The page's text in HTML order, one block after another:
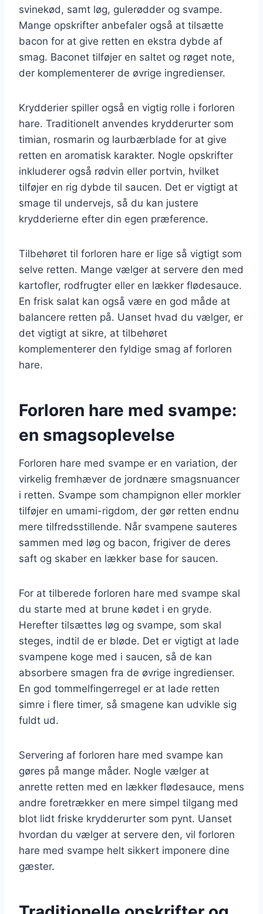
svinekød, samt løg, gulerødder og svampe.
Mange opskrifter anbefaler også at tilsætte
bacon for at give retten en ekstra dybde af
smag. Baconet tilføjer en saltet og røget note,
der komplementerer de øvrige ingredienser.
Krydderier spiller også en vigtig rolle i forloren
hare. Traditionelt anvendes krydderurter som
timian, rosmarin og laurbærblade for at give
retten en aromatisk karakter. Nogle opskrifter
inkluderer også rødvin eller portvin, hvilket
tilføjer en rig dybde til saucen. Det er vigtigt at
smage til undervejs, så du kan justere
krydderierne efter din egen præference.
Tilbehøret til forloren hare er lige så vigtigt som
selve retten. Mange vælger at servere den med
kartofler, rodfrugter eller en lækker flødesauce.
En frisk salat kan også være en god måde at
balancere retten på. Uanset hvad du vælger, er
det vigtigt at sikre, at tilbehøret
komplementerer den fyldige smag af forloren
hare.
Forloren hare med svampe:
en smagsoplevelse
Forloren hare med svampe er en variation, der
virkelig fremhæver de jordnære smagsnuancer
i retten. Svampe som champignon eller morkler
tilføjer en umami-rigdom, der gør retten endnu
mere tilfredsstillende. Når svampene sauteres
sammen med løg og bacon, frigiver de deres
saft og skaber en lækker base for saucen.
For at tilberede forloren hare med svampe skal
du starte med at brune kødet i en gryde.
Herefter tilsættes løg og svampe, som skal
steges, indtil de er bløde. Det er vigtigt at lade
svampene koge med i saucen, så de kan
absorbere smagen fra de øvrige ingredienser.
En god tommelfingerregel er at lade retten
simre i flere timer, så smagene kan udvikle sig
fuldt ud.
Servering af forloren hare med svampe kan
gøres på mange måder. Nogle vælger at
anrette retten med en lækker flødesauce, mens
andre foretrækker en mere simpel tilgang med
blot lidt friske krydderurter som pynt. Uanset
hvordan du vælger at servere den, vil forloren
hare med svampe helt sikkert imponere dine
gæster.